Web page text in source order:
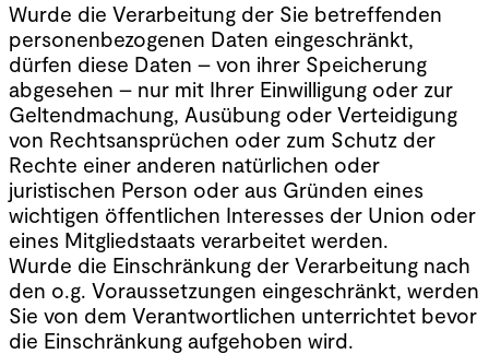
Wurde die Verarbeitung der Sie betreffenden
personenbezogenen Daten eingeschränkt,
dürfen diese Daten – von ihrer Speicherung
abgesehen – nur mit Ihrer Einwilligung oder zur
Geltendmachung, Ausübung oder Verteidigung
von Rechtsansprüchen oder zum Schutz der
Rechte einer anderen natürlichen oder
juristischen Person oder aus Gründen eines
wichtigen öffentlichen Interesses der Union oder
eines Mitgliedstaats verarbeitet werden.
Wurde die Einschränkung der Verarbeitung nach
den o.g. Voraussetzungen eingeschränkt, werden
Sie von dem Verantwortlichen unterrichtet bevor
die Einschränkung aufgehoben wird.